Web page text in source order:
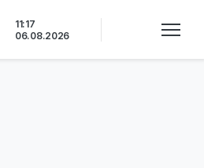
11:17
06.08.2026